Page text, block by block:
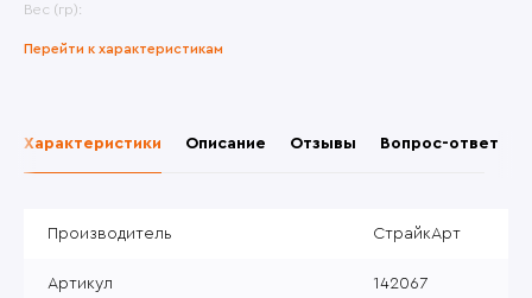
Вес (гр):
Перейти к характеристикам
Характеристики Описание Отзывы Вопрос-ответ
Производитель СтрайкАрт
Артикул 142067